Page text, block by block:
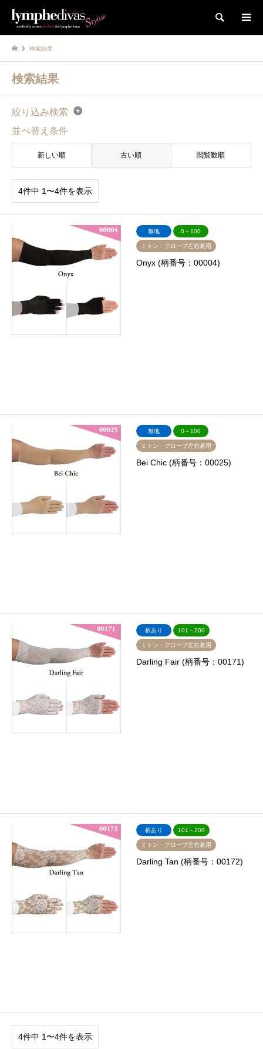
検索
検索結果
検索結果
絞り込み検索
並べ替え条件
新しい順 古い順 閲覧数順
4件中 1〜4件を表示
無地 0～100
ミトン・グローブ左右兼用
Onyx (柄番号：00004)
無地 0～100
ミトン・グローブ左右兼用
Bei Chic (柄番号：00025)
柄あり 101～200
ミトン・グローブ左右兼用
Darling Fair (柄番号：00171)
柄あり 101～200
ミトン・グローブ左右兼用
Darling Tan (柄番号：00172)
4件中 1〜4件を表示